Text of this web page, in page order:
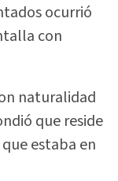
ocurrió
con
naturalidad
que reside
estaba en